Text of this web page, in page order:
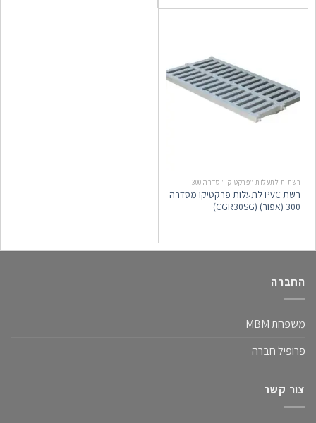
רשתות לתעלות "פרקטיקו" סדרה 300
רשת PVC לתעלות פרקטיקו מסדרה
300 (אפור) (CGR30SG)
החברה
משפחת MBM
פרופיל חברה
צור קשר